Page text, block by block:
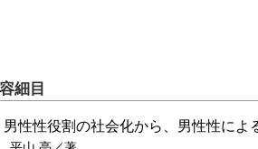
細目
男性性役割の社会化から、男性性に